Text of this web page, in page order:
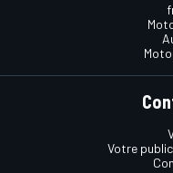
Votre